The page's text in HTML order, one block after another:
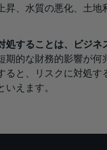
昇、水質の悪化、土地
処することは、ビジネ
期的な財務的影響が何
ると、リスクに対処す
えます。